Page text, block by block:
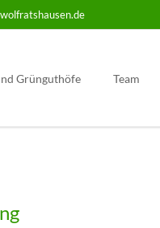
Grünguthöfe Team